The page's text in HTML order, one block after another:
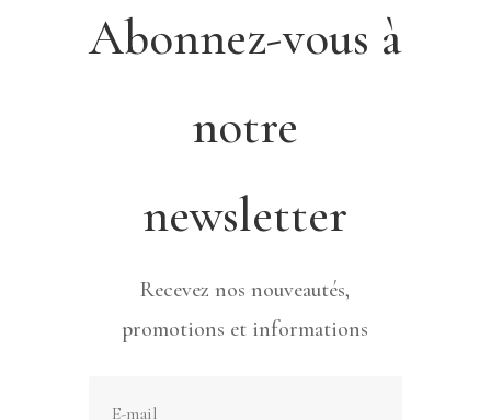
Abonnez-vous à
notre
newsletter
Recevez nos nouveautés,
promotions et informations